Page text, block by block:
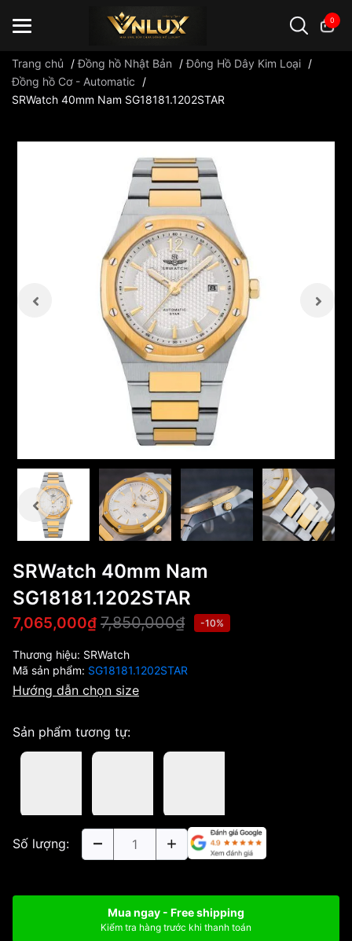
0
Đồng hồ casio đồng hồ G-Shock đồng hồ Orient
Trang chủ /Đồng hồ Nhật Bản /Đông Hồ Dây Kim Loại /
Đồng hồ Cơ - Automatic
/
SRWatch 40mm Nam SG18181.1202STAR
SRWatch 40mm Nam
SG18181.1202STAR
7,065,000₫ 7,850,000₫ -10%
Thương hiệu: SRWatch
Mã sản phẩm: SG18181.1202STAR
Hướng dẫn chọn size
Sản phẩm tương tự:
Số lượng:
Mua ngay - Free shipping
Kiểm tra hàng trước khi thanh toán